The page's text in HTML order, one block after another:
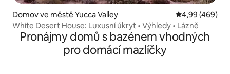
Domov ve městě Yucca Valley Průměrné
4,99 (469)
White Desert House: Luxusní úkryt • Výhledy • Lázně
Pronájmy domů s bazénem vhodných
pro domácí mazlíčky